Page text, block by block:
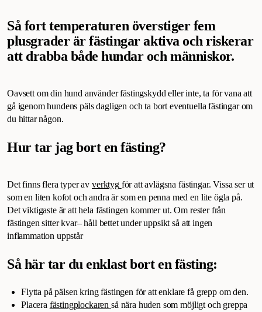
Så fort temperaturen överstiger fem
plusgrader är fästingar aktiva och riskerar
att drabba både hundar och människor.
Oavsett om din hund använder fästingskydd eller inte, ta för vana att
gå igenom hundens päls dagligen och ta bort eventuella fästingar om
du hittar någon.
Hur tar jag bort en fästing?
Det finns flera typer av verktyg för att avlägsna fästingar. Vissa ser ut
som en liten kofot och andra är som en penna med en lite ögla på.
Det viktigaste är att hela fästingen kommer ut. Om rester från
fästingen sitter kvar– håll bettet under uppsikt så att ingen
inflammation uppstår
Så här tar du enklast bort en fästing:
Flytta på pälsen kring fästingen för att enklare få grepp om den.
Placera fästingplockaren så nära huden som möjligt och greppa